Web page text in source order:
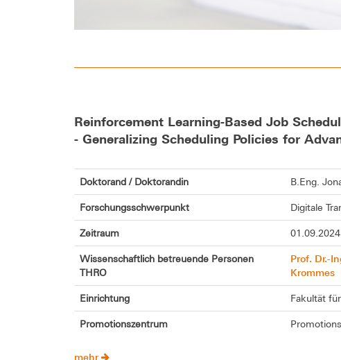
Reinforcement Learning-Based Job
- Generalizing Scheduling Policies for
Doktorand / Doktorandin B.Eng.
Forschungsschwerpunkt Digitale
Zeitraum
Wissenschaftlich betreuende Personen
THRO
Prof. Dr.-
Krommes
Einrichtung Fakultät
Promotionszentrum
mehr